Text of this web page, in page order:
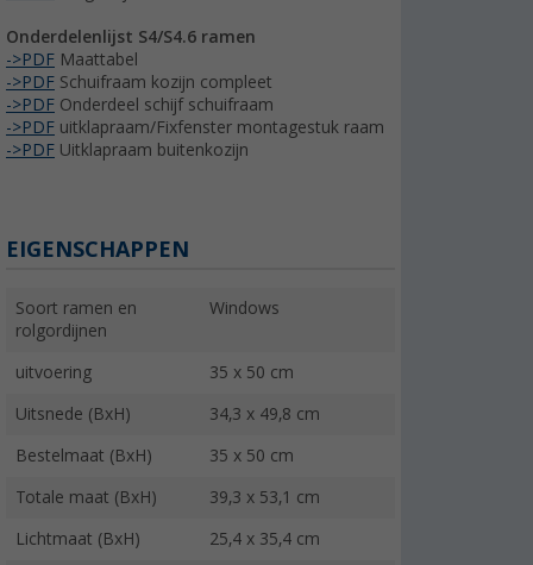
Onderdelenlijst S4/S4.6 ramen
->PDF Maattabel
->PDF Schuifraam kozijn compleet
->PDF Onderdeel schijf schuifraam
->PDF uitklapraam/Fixfenster montagestuk raam
->PDF Uitklapraam buitenkozijn
EIGENSCHAPPEN
Soort ramen en
rolgordijnen
Windows
uitvoering 35 x 50 cm
Uitsnede (BxH) 34,3 x 49,8 cm
Bestelmaat (BxH) 35 x 50 cm
Totale maat (BxH) 39,3 x 53,1 cm
Lichtmaat (BxH) 25,4 x 35,4 cm